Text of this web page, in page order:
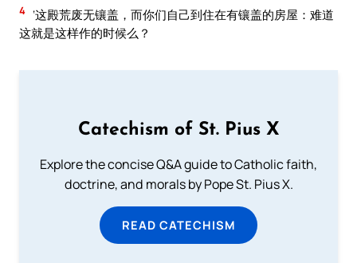
4 ‘这殿荒废无镶盖，而你们自己到住在有镶盖的房屋：难道
这就是这样作的时候么？
Catechism of St. Pius X
Explore the concise Q&A guide to Catholic faith,
doctrine, and morals by Pope St. Pius X.
READ CATECHISM